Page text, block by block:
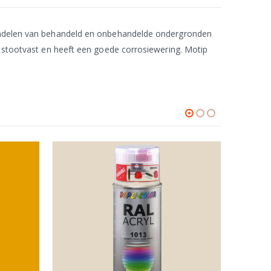
van behandeld en onbehandelde ondergronden
en heeft een goede corrosiewering. Motip